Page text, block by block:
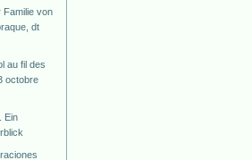
Familie von
dt
au fil des
octobre
Ein